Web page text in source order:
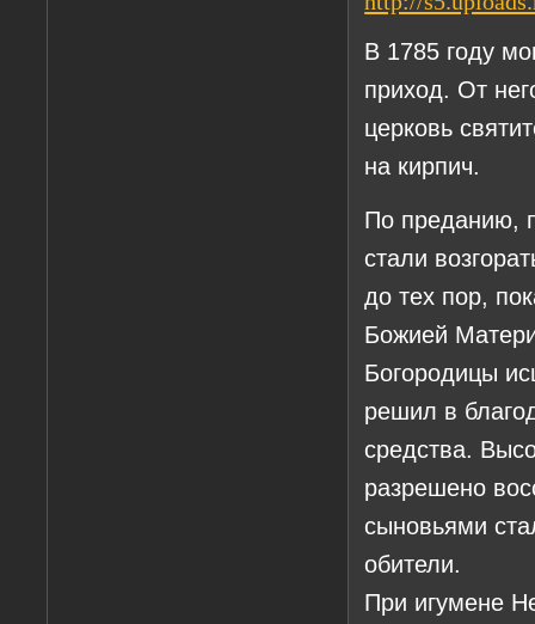
В 1785 году
приход. От
церковь
на кирпич.
По преданию,
стали
до тех пор,
Божией
Богородицы
решил в
средства.
разрешено
сыновьями
обители.
При игумене